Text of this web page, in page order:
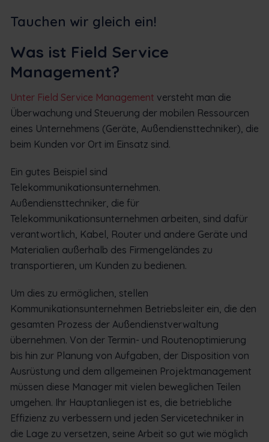
Tauchen wir gleich ein!
Was ist Field Service
Management?
Unter Field Service Management versteht man die
Überwachung und Steuerung der mobilen Ressourcen
eines Unternehmens (Geräte, Außendiensttechniker), die
beim Kunden vor Ort im Einsatz sind.
Ein gutes Beispiel sind
Telekommunikationsunternehmen.
Außendiensttechniker, die für
Telekommunikationsunternehmen arbeiten, sind dafür
verantwortlich, Kabel, Router und andere Geräte und
Materialien außerhalb des Firmengeländes zu
transportieren, um Kunden zu bedienen.
Um dies zu ermöglichen, stellen
Kommunikationsunternehmen Betriebsleiter ein, die den
gesamten Prozess der Außendienstverwaltung
übernehmen. Von der Termin- und Routenoptimierung
bis hin zur Planung von Aufgaben, der Disposition von
Ausrüstung und dem allgemeinen Projektmanagement
müssen diese Manager mit vielen beweglichen Teilen
umgehen. Ihr Hauptanliegen ist es, die betriebliche
Effizienz zu verbessern und jeden Servicetechniker in
die Lage zu versetzen, seine Arbeit so gut wie möglich